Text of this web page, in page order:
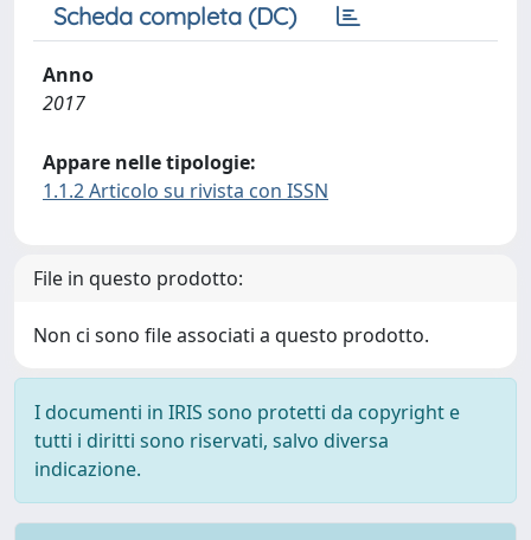
Scheda completa (DC)
Anno
2017
Appare nelle tipologie:
1.1.2 Articolo su rivista con ISSN
File in questo prodotto:
Non ci sono file associati a questo prodotto.
I documenti in IRIS sono protetti da copyright e
tutti i diritti sono riservati, salvo diversa
indicazione.